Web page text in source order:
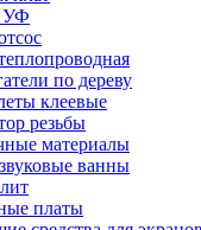
УФ
по дереву
клеевые
резьбы
материалы
ванны
платы